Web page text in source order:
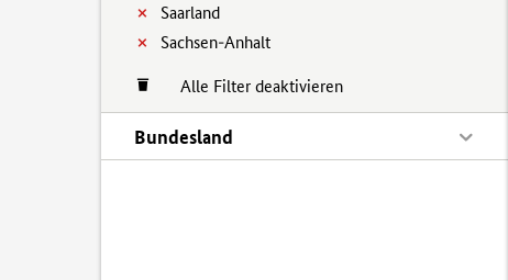
Saarland
Sachsen-Anhalt
Alle Filter deaktivieren
Bundesland